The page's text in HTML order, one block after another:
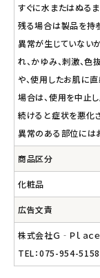
すぐに水またはぬる
残る場合は製品を持
異常が生じていない
れ、かゆみ、刺激、
や、使用したお肌に
場合は、使用を中止
続けると症状を悪化
異常のある部位には
商品区分
化粧品
広告文責
株式会社Ｇ‐Ｐｌａｃ
TEL：075-954-5158